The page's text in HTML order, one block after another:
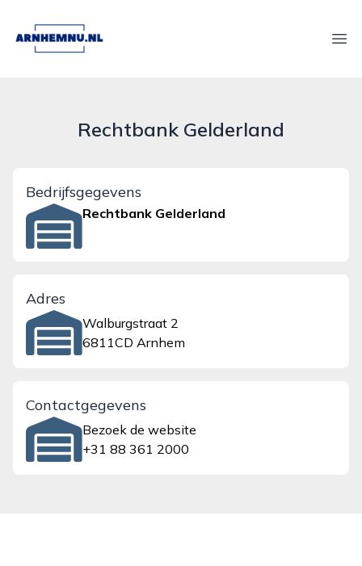
arnhemnu.nl
Rechtbank Gelderland
Bedrijfsgegevens
Rechtbank Gelderland
Adres
Walburgstraat 2
6811CD Arnhem
Contactgegevens
Bezoek de website
+31 88 361 2000